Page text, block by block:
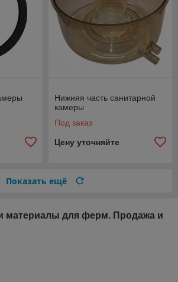
Нижняя часть санитарной
камеры
Под заказ
Цену уточняйте
Показать ещё
материалы для ферм. Продажа и